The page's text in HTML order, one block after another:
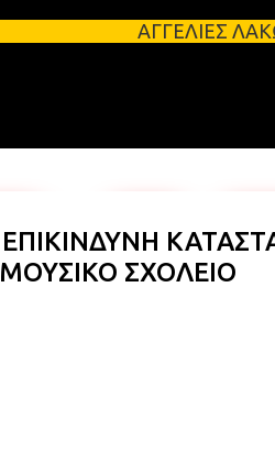
Μετάβαση στο
ΑΓΓΕΛΙΕΣ ΛΑΚΩΝΙΑΣ
ΣΧΟΛΕΙΟ